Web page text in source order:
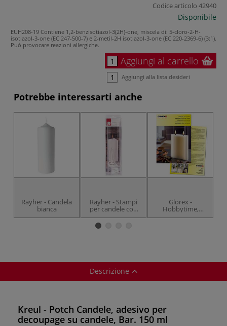
Codice articolo 42940
Disponibile
EUH208-19 Contiene 1,2-benzisotiazol-3(2H)-one, miscela di: 5-cloro-2-H-
isotiazol-3-one (EC 247-500-7) e 2-metil-2H isotiazol-3-one (EC 220-2369-6) (3:1).
Può provocare reazioni allergiche.
Aggiungi al carrello
Aggiungi alla lista desideri
Potrebbe interessarti anche
Rayher - Candela
bianca
Rayher - Stampi
per candele con
punta a campana
Glorex -
Hobbytime,
Granulato di cera
Descrizione
Kreul - Potch Candele, adesivo per
decoupage su candele, Bar. 150 ml